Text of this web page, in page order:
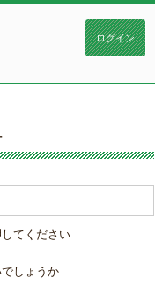
てください
しょうか